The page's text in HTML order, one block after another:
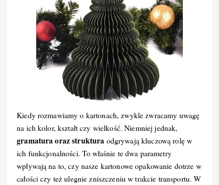
Kiedy rozmawiamy o kartonach, zwykle zwracamy uwagę
na ich kolor, kształt czy wielkość. Niemniej jednak,
gramatura oraz struktura odgrywają kluczową rolę w
ich funkcjonalności. To właśnie te dwa parametry
wpływają na to, czy nasze kartonowe opakowanie dotrze w
całości czy też ulegnie zniszczeniu w trakcie transportu. W